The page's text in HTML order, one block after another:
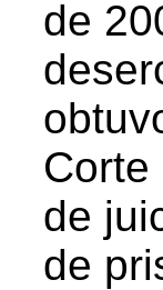
de
de
de